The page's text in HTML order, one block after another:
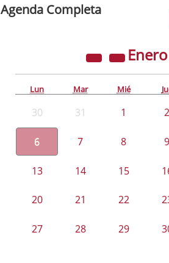
Agenda Completa
Enero
Lun Mar Mié
30 31 1 2
6 7 8 9
13 14 15
20 21 22
27 28 29